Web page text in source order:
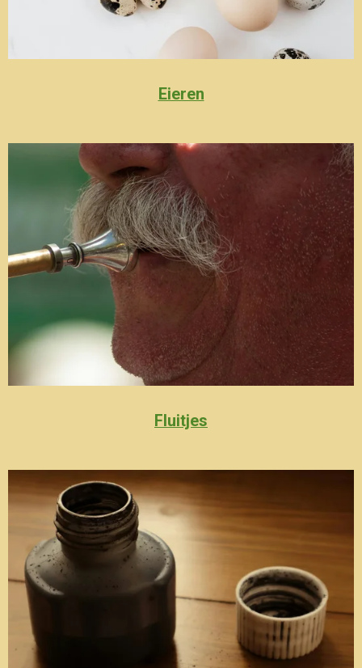
Eieren
Fluitjes